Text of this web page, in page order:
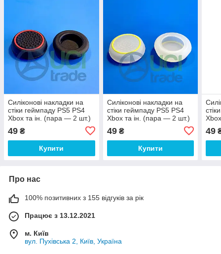
Силіконові накладки на
стіки геймпаду PS5 PS4
Xbox та ін. (пара — 2 шт.)
окантовкою
49 ₴
Купити
Силіконові накладки на
стіки геймпаду PS5 PS4
Xbox та ін. (пара — 2 шт.)
Білі з жовтою окантовкою
49₴
Купити
49
Про нас
100% позитивних з 155 відгуків за рік
Працює з 13.12.2021
м. Київ
вул. Пухівська 2, Київ, Україна